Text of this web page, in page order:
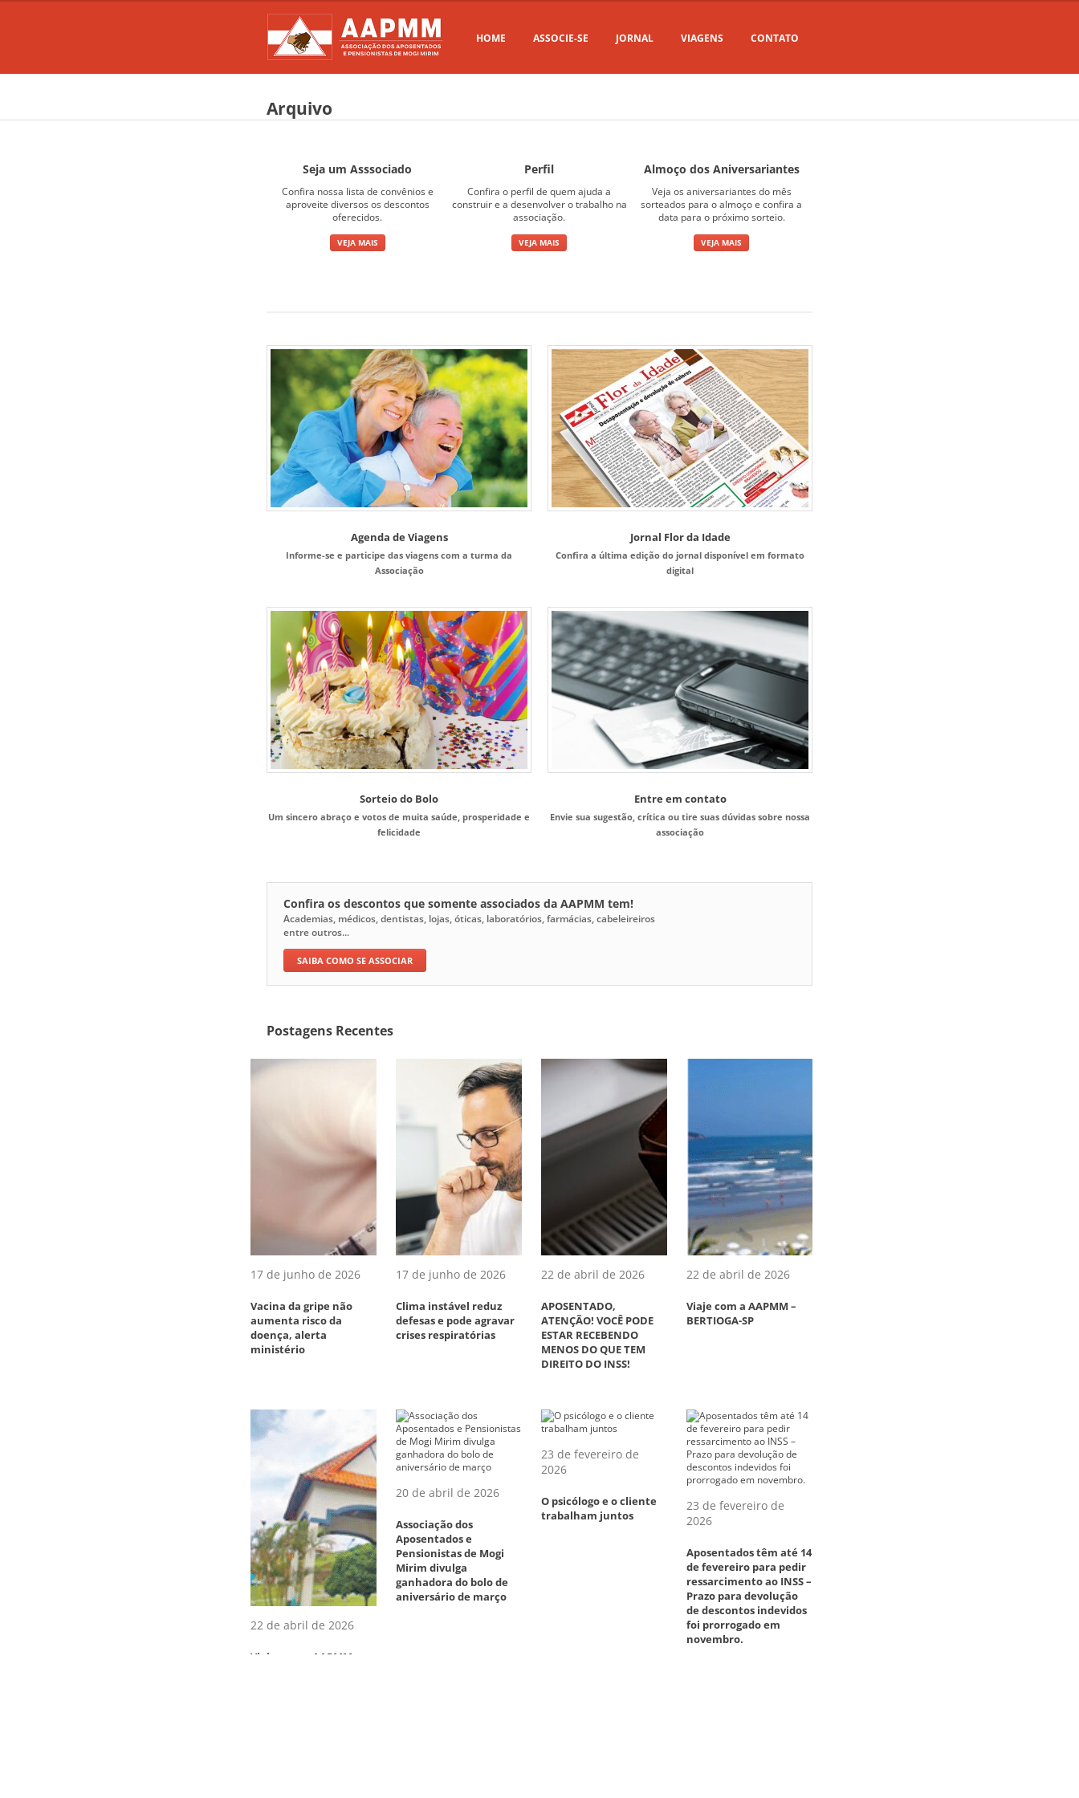
HOME ASSOCIE-SE JORNAL VIAGENS CONTATO
Arquivo
Seja um Asssociado
Confira nossa lista de convênios e
aproveite diversos os descontos
oferecidos.
VEJA MAIS
Perfil
Confira o perfil de quem ajuda a
construir e a desenvolver o trabalho na
associação.
VEJA MAIS
Almoço dos Aniversariantes
Veja os aniversariantes do mês
sorteados para o almoço e confira a
data para o próximo sorteio.
VEJA MAIS
Agenda de Viagens
Informe-se e participe das viagens com a turma da
Associação
Jornal Flor da Idade
Confira a última edição do jornal disponível em formato
digital
Sorteio do Bolo
Um sincero abraço e votos de muita saúde, prosperidade e
felicidade
Entre em contato
Envie sua sugestão, crítica ou tire suas dúvidas sobre nossa
associação
Confira os descontos que somente associados da AAPMM tem!
Academias, médicos, dentistas, lojas, óticas, laboratórios, farmácias, cabeleireiros
entre outros...
SAIBA COMO SE ASSOCIAR
Postagens Recentes
17 de junho de 2026
Vacina da gripe não
aumenta risco da
doença, alerta
ministério
17 de junho de 2026
Clima instável reduz
defesas e pode agravar
crises respiratórias
22 de abril de 2026
APOSENTADO,
ATENÇÃO! VOCÊ PODE
ESTAR RECEBENDO
MENOS DO QUE TEM
DIREITO DO INSS!
22 de abril de 2026
Viaje com a AAPMM –
BERTIOGA-SP
22 de abril de 2026
Viaje com a AAPMM –
20 de abril de 2026
Associação dos
Aposentados e
Pensionistas de Mogi
Mirim divulga
ganhadora do bolo de
aniversário de março
23 de fevereiro de
2026
O psicólogo e o cliente
trabalham juntos
23 de fevereiro de
2026
Aposentados têm até 14
de fevereiro para pedir
ressarcimento ao INSS –
Prazo para devolução
de descontos indevidos
foi prorrogado em
novembro.